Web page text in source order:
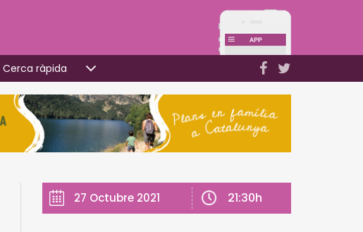
Cerca ràpida
27 Octubre 2021 21:30h